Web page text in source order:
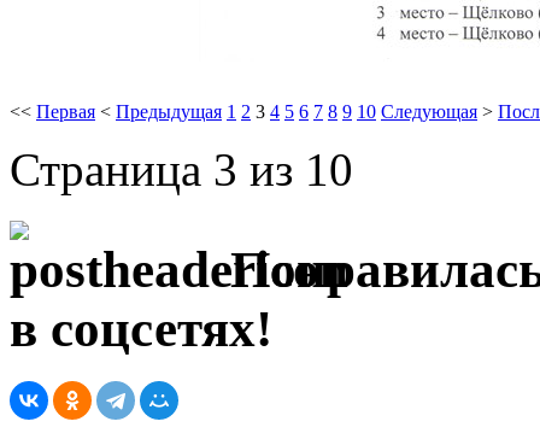
<< Первая < Предыдущая 1 2 3 4 5 6 7 8 9 10 Следующая >
Страница 3 из 10
в соцсетях!